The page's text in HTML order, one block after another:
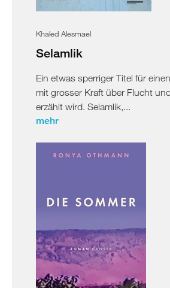
Khaled Alesmael
Selamlik
Ein etwas sperriger Titel für
mit grosser Kraft über Flucht
erzählt wird. Selamlik,...
mehr